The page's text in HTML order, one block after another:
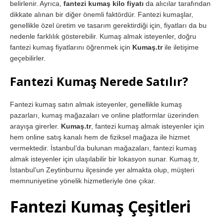
belirlenir. Ayrıca, fantezi kumaş kilo fiyatı da alıcılar tarafından
dikkate alınan bir diğer önemli faktördür. Fantezi kumaşlar,
genellikle özel üretim ve tasarım gerektirdiği için, fiyatları da bu
nedenle farklılık gösterebilir. Kumaş almak isteyenler, doğru
fantezi kumaş fiyatlarını öğrenmek için Kumaş.trile iletişime
geçebilirler.
Fantezi Kumaş Nerede Satılır?
Fantezi kumaş satın almak isteyenler, genellikle kumaş
pazarları, kumaş mağazaları ve online platformlar üzerinden
arayışa girerler. Kumaş.tr, fantezi kumaş almak isteyenler için
hem online satış kanalı hem de fiziksel mağaza ile hizmet
vermektedir. İstanbul’da bulunan mağazaları, fantezi kumaş
almak isteyenler için ulaşılabilir bir lokasyon sunar. Kumaş.tr,
İstanbul’un Zeytinburnu ilçesinde yer almakta olup, müşteri
memnuniyetine yönelik hizmetleriyle öne çıkar.
Fantezi Kumaş Çeşitleri